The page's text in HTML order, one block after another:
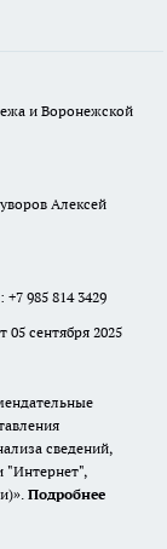
и Воронежской
Алексей
985 814 3429
сентября 2025
сведений,
"Интернет",
Подробнее